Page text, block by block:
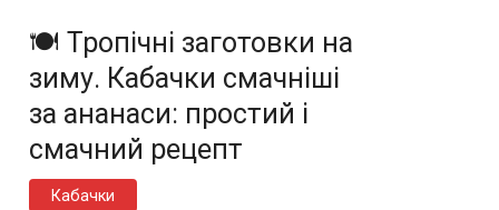
🍽️ Тропічні заготовки на
зиму. Кабачки смачніші
за ананаси: простий і
смачний рецепт
Кабачки